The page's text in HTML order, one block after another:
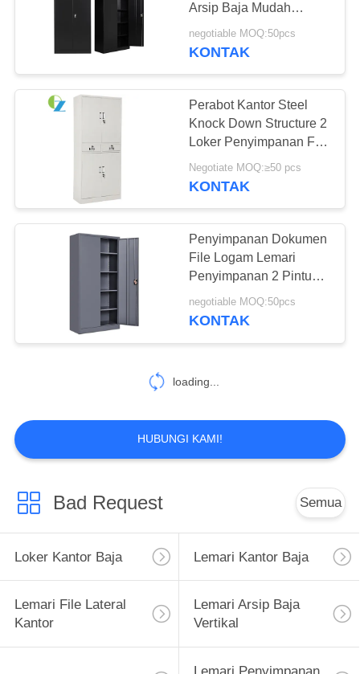
Rak Penyimpanan
Baja
Meja Kantor
Workstation
Meja Rapat Kantor
8
Tabel Kantor
Manajer
11
Arsip Baja Mudah
Merakit Fungsional
negotiable MOQ:50pcs
KONTAK
Perabot Kantor Steel
Knock Down Structure 2
Loker Penyimpanan File
Loker
Negotiate MOQ:≥50 pcs
KONTAK
Penyimpanan Dokumen
File Logam Lemari
Penyimpanan 2 Pintu
Tinggi Penuh Ayunan 2
Pintu
negotiable MOQ:50pcs
KONTAK
loading...
HUBUNGI KAMI!
Bad Request Semua
Loker Kantor Baja Lemari Kantor Baja
Lemari File Lateral
Kantor
Lemari Arsip Baja
Vertikal